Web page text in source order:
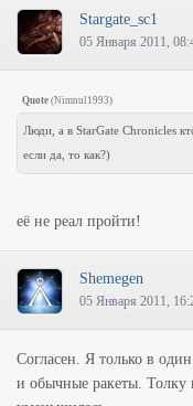
Stargate_sc1
05 Января 2011,
Quote (Nimnul1993)
Люди, а в StarGate Chronicles
если да, то как?)
её не реал пройти!
Shemegen
05 Января 2011,
Согласен. Я только в
и обычные ракеты. Толку